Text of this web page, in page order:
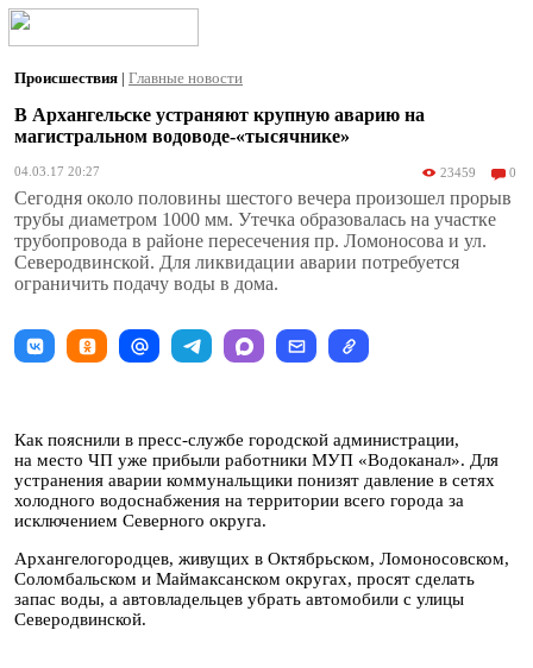
Происшествия | Главные новости
В Архангельске устраняют крупную аварию на
магистральном водоводе-«тысячнике»
04.03.17 20:27 23459 0
Сегодня около половины шестого вечера произошел прорыв
трубы диаметром 1000 мм. Утечка образовалась на участке
трубопровода в районе пересечения пр. Ломоносова и ул.
Северодвинской. Для ликвидации аварии потребуется
ограничить подачу воды в дома.
Как пояснили в пресс-службе городской администрации,
на место ЧП уже прибыли работники МУП «Водоканал». Для
устранения аварии коммунальщики понизят давление в сетях
холодного водоснабжения на территории всего города за
исключением Северного округа.
Архангелогородцев, живущих в Октябрьском, Ломоносовском,
Соломбальском и Маймаксанском округах, просят сделать
запас воды, а автовладельцев убрать автомобили с улицы
Северодвинской.